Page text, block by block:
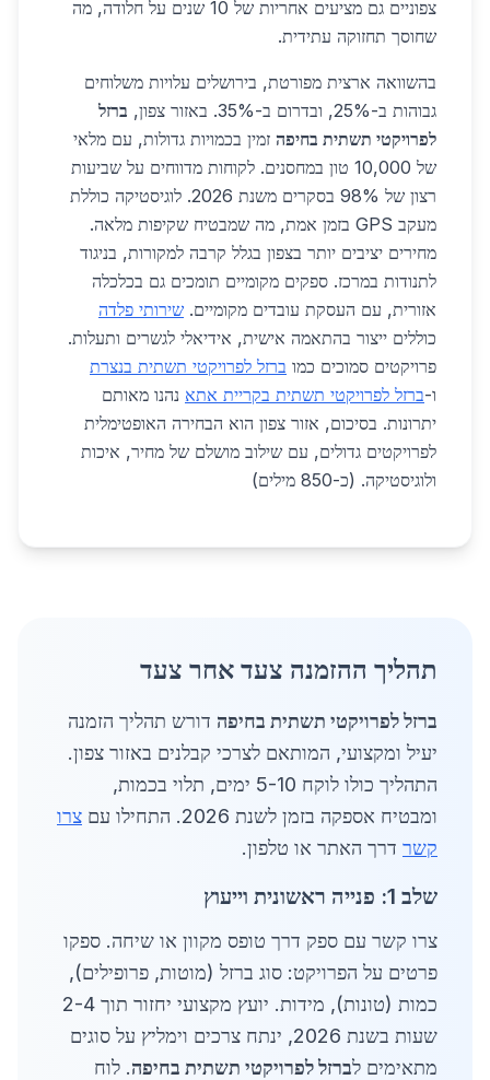
צפוניים גם מציעים אחריות של 10 שנים על חלודה, מה
שחוסך תחזוקה עתידית.
בהשוואה ארצית מפורטת, בירושלים עלויות משלוחים
גבוהות ב-25%, ובדרום ב-35%. באזור צפון,
ברזל
לפרויקטי תשתית בחיפה זמין בכמויות גדולות, עם מלאי
של 10,000 טון במחסנים. לקוחות מדווחים על שביעות
רצון של 98% בסקרים משנת 2026. לוגיסטיקה כוללת
מעקב GPS בזמן אמת, מה שמבטיח שקיפות מלאה.
מחירים יציבים יותר בצפון בגלל קרבה למקורות, בניגוד
לתנודות במרכז. ספקים מקומיים תומכים גם בכלכלה
אזורית, עם העסקת עובדים מקומיים. שירותי פלדה
כוללים ייצור בהתאמה אישית, אידיאלי לגשרים ותעלות.
פרויקטים סמוכים כמו ברזל לפרויקטי תשתית בנצרת
ו-ברזל לפרויקטי תשתית בקריית אתא נהנו מאותם
יתרונות. בסיכום, אזור צפון הוא הבחירה האופטימלית
לפרויקטים גדולים, עם שילוב מושלם של מחיר, איכות
ולוגיסטיקה. (כ-850 מילים)
תהליך ההזמנה צעד אחר צעד
ברזל לפרויקטי תשתית בחיפה דורש תהליך הזמנה
יעיל ומקצועי, המותאם לצרכי קבלנים באזור צפון.
התהליך כולו לוקח 5-10 ימים, תלוי בכמות,
ומבטיח אספקה בזמן לשנת 2026. התחילו עם
צרו
קשר דרך האתר או טלפון.
שלב 1: פנייה ראשונית וייעוץ
צרו קשר עם ספק דרך טופס מקוון או שיחה. ספקו
פרטים על הפרויקט: סוג ברזל (מוטות, פרופילים),
כמות (טונות), מידות. יועץ מקצועי יחזור תוך 2-4
שעות בשנת 2026, ינתח צרכים וימליץ על סוגים
מתאימים לברזל לפרויקטי תשתית בחיפה. לוח